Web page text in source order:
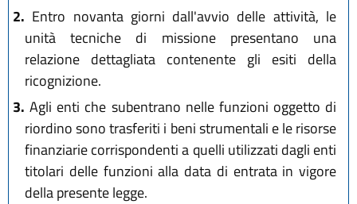
2. Entro novanta giorni dall'avvio delle attività, le
unità tecniche di missione presentano una
relazione dettagliata contenente gli esiti della
ricognizione.
3. Agli enti che subentrano nelle funzioni oggetto di
riordino sono trasferiti i beni strumentali e le risorse
finanziarie corrispondenti a quelli utilizzati dagli enti
titolari delle funzioni alla data di entrata in vigore
della presente legge.